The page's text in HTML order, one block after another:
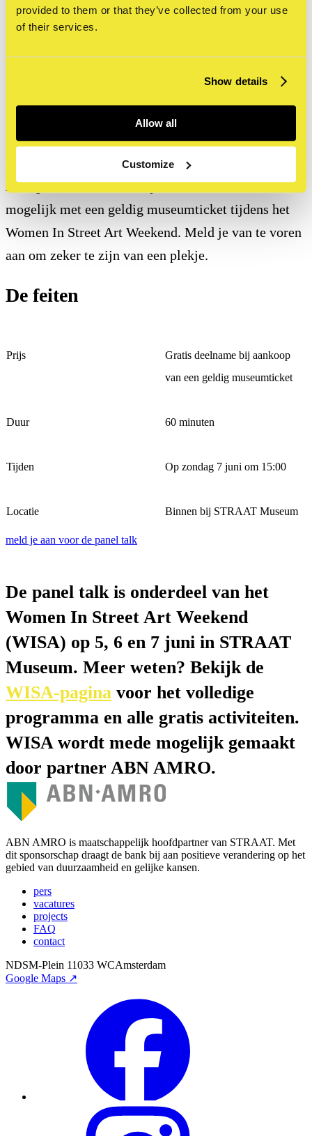
provided to them or that they’ve collected from your use
of their services.
Show details
Allow all
Customize
street art-scene.
De talk biedt ruimte voor verschillende
perspectieven en laat zien hoe vrouwelijke makers al
scene. Aansluitend is er ruimte voor een Q&A met
het publiek.
Let op:deelname aan de panel talk is alleen
mogelijk met een geldig museumticket tijdens het
Women In Street Art Weekend. Meld je van te voren
aan om zeker te zijn van een plekje.
De feiten
Prijs
Gratis deelname bij aankoop
van een geldig museumticket
Duur 60 minuten
Tijden Op zondag 7 juni om 15:00
Locatie Binnen bij STRAAT Museum
meld je aan voor de panel talk
De panel talk is onderdeel van het
Women In Street Art Weekend
(WISA) op 5, 6 en 7 juni in STRAAT
Museum. Meer weten? Bekijk de
WISA-pagina voor het volledige
programma en alle gratis activiteiten.
WISA wordt mede mogelijk gemaakt
door partner ABN AMRO.
ABN AMRO is maatschappelijk hoofdpartner van STRAAT. Met
dit sponsorschap draagt de bank bij aan positieve verandering op het
gebied van duurzaamheid en gelijke kansen.
pers
vacatures
projects
FAQ
contact
NDSM-Plein 11033 WCAmsterdam
Google Maps ↗